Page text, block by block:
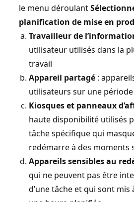
le menu déroulant
planification de mise en
Travailleur de
utilisateur utilisés dans la
travail
Appareil partagé :
utilisateurs sur une
Kiosques et panneaux
haute disponibilité utilisés
tâche spécifique qui
redémarre à des moments
Appareils sensibles au
qui ne peuvent pas être
d’une tâche et qui sont